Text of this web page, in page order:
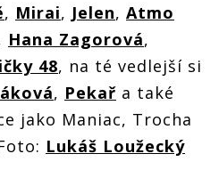
, Mirai, Jelen, Atmo
Hana Zagorová,
48, na té vedlejší si
, Pekař a také
jako Maniac, Trocha
Lukáš Loužecký